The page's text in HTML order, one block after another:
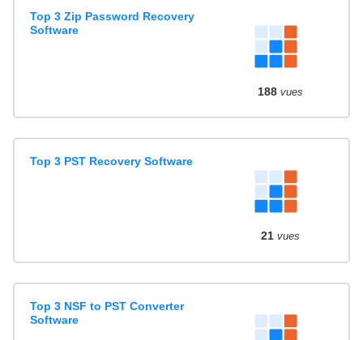
Top 3 Zip Password Recovery
Software
188 vues
Top 3 PST Recovery Software
21 vues
Top 3 NSF to PST Converter
Software